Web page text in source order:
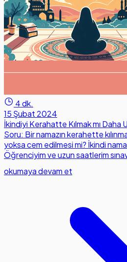
4 dk.
15 Şubat 2024
İkindiyi Kerahatte Kılmak mı Daha
Soru: Bir namazın kerahette
yoksa cem edilmesi mi? İkindi
Öğrenciyim ve uzun saatlerim
okumaya devam et